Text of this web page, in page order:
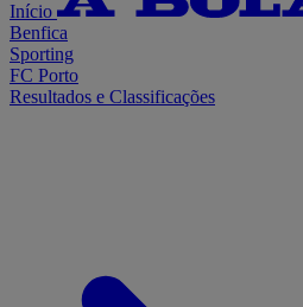
Início
Benfica
Sporting
FC Porto
Resultados e Classificações